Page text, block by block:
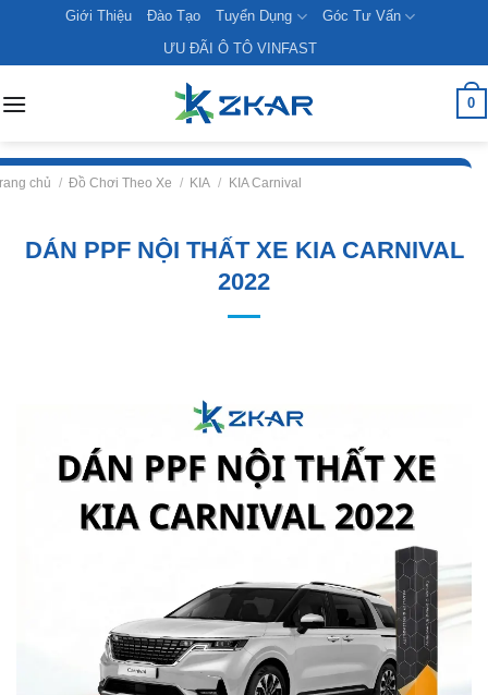
content
Giới Thiệu Đào Tạo Tuyển Dụng
Góc Tư Vấn
ƯU ĐÃI Ô TÔ VINFAST
0
chủ / Đồ Chơi Theo Xe / KIA / KIA Carnival
DÁN PPF NỘI THẤT XE KIA CARNIVAL
2022